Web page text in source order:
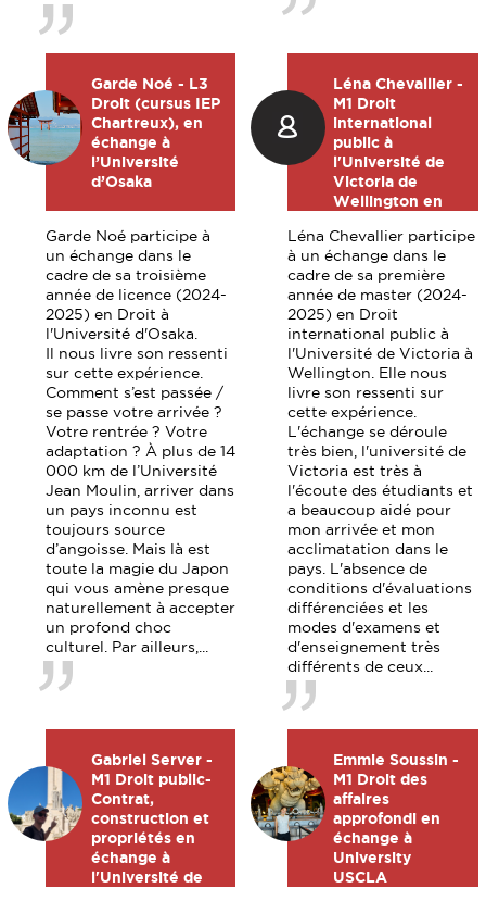
Garde Noé - L3
Droit (cursus IEP
Chartreux), en
échange à
l’Université
d’Osaka
Garde Noé participe à
un échange dans le
cadre de sa troisième
année de licence (2024-
2025) en Droit à
l'Université d'Osaka.
Il nous livre son ressenti
sur cette expérience.
Comment s’est passée /
se passe votre arrivée ?
Votre rentrée ? Votre
adaptation ? À plus de 14
000 km de l’Université
Jean Moulin, arriver dans
un pays inconnu est
toujours source
d’angoisse. Mais là est
toute la magie du Japon
qui vous amène presque
naturellement à accepter
un profond choc
culturel. Par ailleurs,...
Léna Chevallier -
M1 Droit
international
public à
l'Université de
Victoria de
Wellington en
Zélande
Léna Chevallier participe
à un échange dans le
cadre de sa première
année de master (2024-
2025) en Droit
international public à
l'Université de Victoria à
Wellington. Elle nous
livre son ressenti sur
cette expérience.
L'échange se déroule
très bien, l'université de
Victoria est très à
l'écoute des étudiants et
a beaucoup aidé pour
mon arrivée et mon
acclimatation dans le
pays. L'absence de
conditions d'évaluations
différenciées et les
modes d'examens et
d'enseignement très
différents de ceux...
Gabriel Server -
M1 Droit public-
Contrat,
construction et
propriétés en
échange à
l'Université de
Emmie Soussin -
M1 Droit des
affaires
approfondi en
échange à
University
USCLA